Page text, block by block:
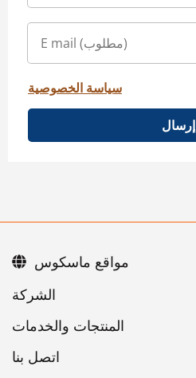
سياسة الخصوصية
إرسال
اتصل بنا
مواقع ماسكوس